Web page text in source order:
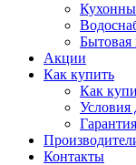
Бытовая
Акции
Как купить
Как
Условия
Контакты